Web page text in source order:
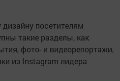
посетителям
такие разделы, как
фото- и видеорепортажи,
из Instagram лидера